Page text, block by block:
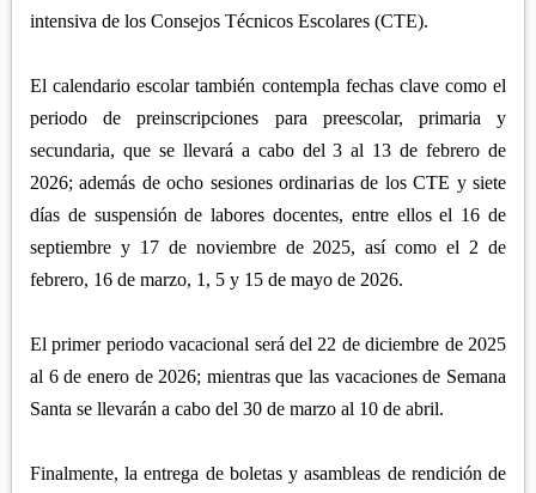
intensiva de los Consejos Técnicos Escolares (CTE).
El calendario escolar también contempla fechas clave como el
periodo de preinscripciones para preescolar, primaria y
secundaria, que se llevará a cabo del 3 al 13 de febrero de
2026; además de ocho sesiones ordinarias de los CTE y siete
días de suspensión de labores docentes, entre ellos el 16 de
septiembre y 17 de noviembre de 2025, así como el 2 de
febrero, 16 de marzo, 1, 5 y 15 de mayo de 2026.
El primer periodo vacacional será del 22 de diciembre de 2025
al 6 de enero de 2026; mientras que las vacaciones de Semana
Santa se llevarán a cabo del 30 de marzo al 10 de abril.
Finalmente, la entrega de boletas y asambleas de rendición de